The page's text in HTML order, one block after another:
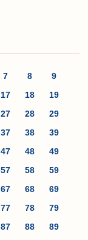
7 8
9
17 18
19
27 28
29
37 38
39
47 48
49
57 58
59
67 68
69
77 78
79
87 88
89